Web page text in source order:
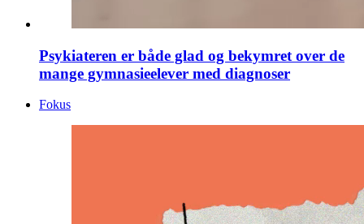
Psykiateren er både glad og bekymret over de
mange gymnasieelever med diagnoser
Fokus